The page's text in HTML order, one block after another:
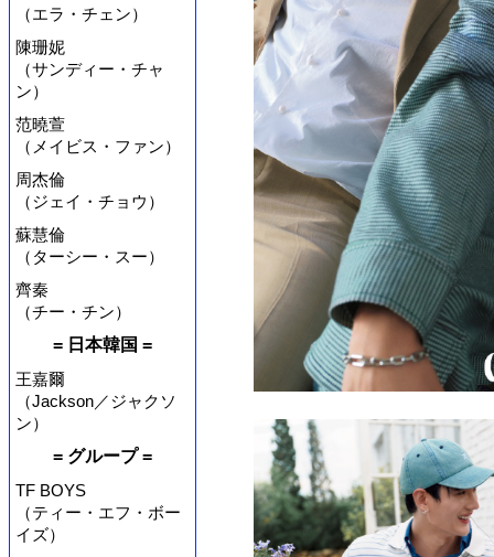
（エラ・チェン）
陳珊妮
（サンディー・チャ
ン）
范曉萱
（メイビス・ファン）
周杰倫
（ジェイ・チョウ）
蘇慧倫
（ターシー・スー）
齊秦
（チー・チン）
= 日本韓国 =
王嘉爾
（Jackson／ジャクソ
ン）
= グループ =
TF BOYS
（ティー・エフ・ボー
イズ）